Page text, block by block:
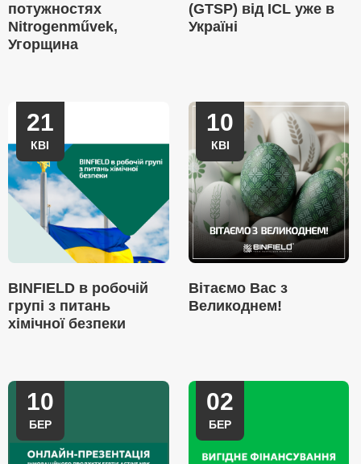
потужностях
Nitrogenművek,
Угорщина
(GTSP) від ICL уже в
Україні
21
КВІ
BINFIELD в робочій
групі з питань
хімічної безпеки
10
КВІ
Вітаємо Вас з
Великоднем!
10
БЕР
02
БЕР